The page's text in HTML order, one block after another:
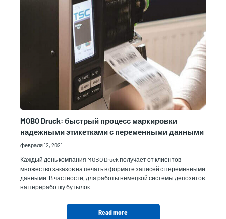
MOBO Druck: быстрый процесс маркировки
надежными этикетками с переменными данными
февраля 12, 2021
Каждый день компания MOBO Druck получает от клиентов
множество заказов на печать в формате записей с переменными
данными. В частности, для работы немецкой системы депозитов
на переработку бутылок…
Read more